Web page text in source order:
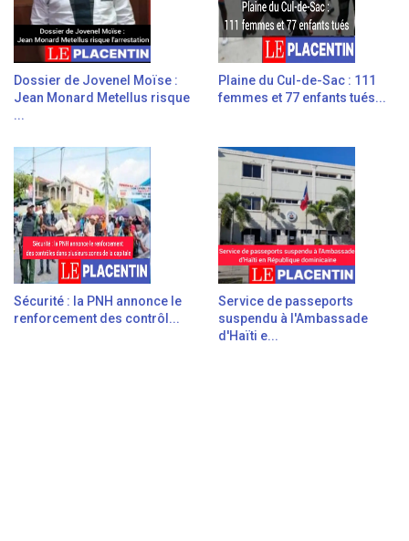
Dossier de Jovenel Moïse :
Jean Monard Metellus risque
...
Plaine du Cul-de-Sac : 111
femmes et 77 enfants tués...
Sécurité : la PNH annonce le
renforcement des contrôl...
Service de passeports
suspendu à l'Ambassade
d'Haïti e...